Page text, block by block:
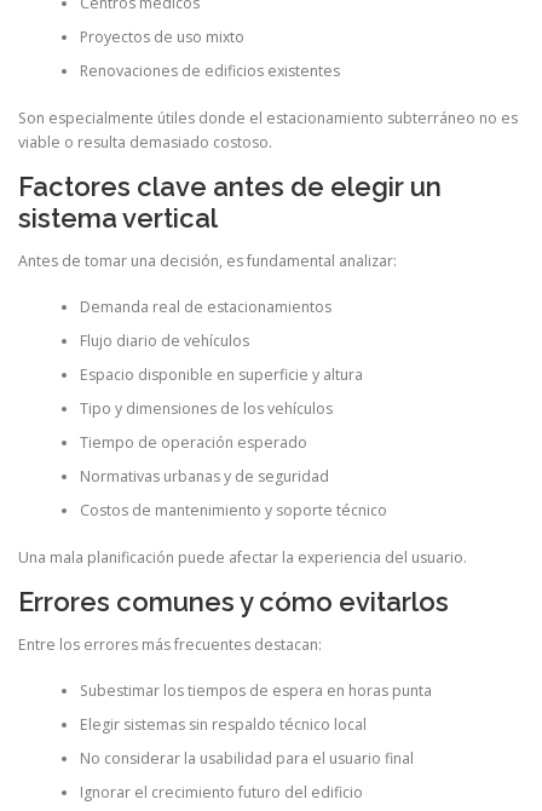
Proyectos de uso mixto
Renovaciones de edificios existentes
Son especialmente útiles donde el estacionamiento subterráneo no es
viable o resulta demasiado costoso.
Factores clave antes de elegir un
sistema vertical
Antes de tomar una decisión, es fundamental analizar:
Demanda real de estacionamientos
Flujo diario de vehículos
Espacio disponible en superficie y altura
Tipo y dimensiones de los vehículos
Tiempo de operación esperado
Normativas urbanas y de seguridad
Costos de mantenimiento y soporte técnico
Una mala planificación puede afectar la experiencia del usuario.
Errores comunes y cómo evitarlos
Entre los errores más frecuentes destacan:
Subestimar los tiempos de espera en horas punta
Elegir sistemas sin respaldo técnico local
No considerar la usabilidad para el usuario final
Ignorar el crecimiento futuro del edificio